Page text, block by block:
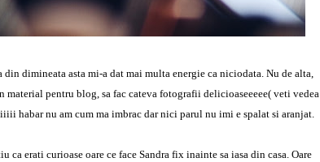
dimineata asta mi-a dat mai multa energie ca niciodata. Nu de alta,
material pentru blog, sa fac cateva fotografii delicioaseeeee( veti vedea
habar nu am cum ma imbrac dar nici parul nu imi e spalat si aranjat.
ca erati curioase oare ce face Sandra fix inainte sa iasa din casa. Oare